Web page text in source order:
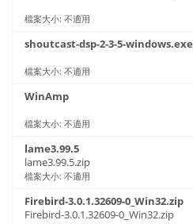
檔案大小: 不適用
shoutcast-dsp-2-3-5-windows.exe
檔案大小: 不適用
WinAmp
檔案大小: 不適用
lame3.99.5
lame3.99.5.zip
檔案大小: 不適用
Firebird-3.0.1.32609-0_Win32.zip
Firebird-3.0.1.32609-0_Win32.zip